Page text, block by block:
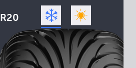
R20